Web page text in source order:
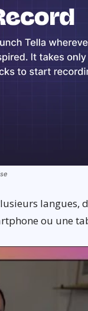
langues,
ou une